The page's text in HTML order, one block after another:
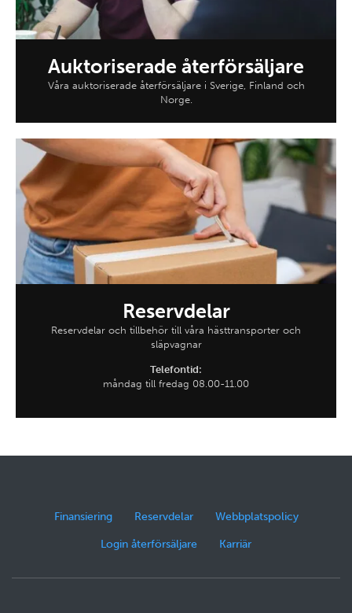
Auktoriserade återförsäljare
Våra auktoriserade återförsäljare i Sverige, Finland och
Norge.
Reservdelar
Reservdelar och tillbehör till våra hästtransporter och
släpvagnar
Telefontid:
måndag till fredag 08.00-11.00
Finansiering Reservdelar Webbplatspolicy
Login återförsäljare Karriär